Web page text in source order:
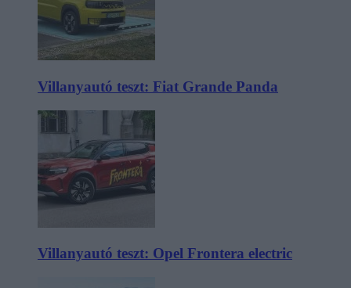
Villanyautó teszt: Fiat Grande Panda
Villanyautó teszt: Opel Frontera electric